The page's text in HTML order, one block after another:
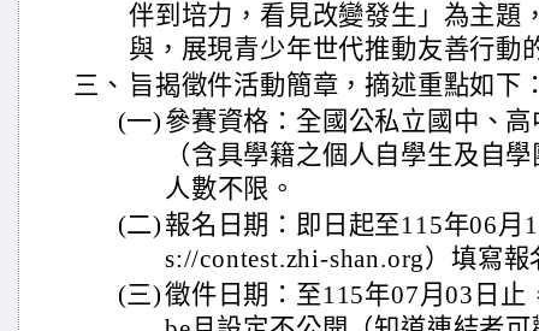
伴到培力，看見改變發生」為主題
與，展現青少年世代推動友善行動
三、 旨揭徵件活動簡章，摘述重點如下
(一) 參賽資格：全國公私立國中、
（含具學籍之個人自學生及自
人數不限。
(二) 報名日期：即日起至115年06月
s://contest.zhi-shan.org）填寫
(三)徵件日期：至115年07月03日止